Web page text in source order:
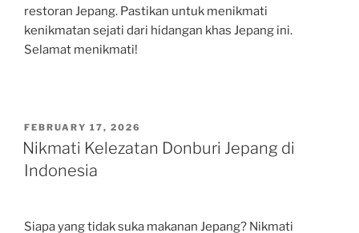
restoran Jepang. Pastikan untuk menikmati
kenikmatan sejati dari hidangan khas Jepang ini.
Selamat menikmati!
POSTED
ON
FEBRUARY 17, 2026
Nikmati Kelezatan Donburi Jepang di
Indonesia
Siapa yang tidak suka makanan Jepang? Nikmati